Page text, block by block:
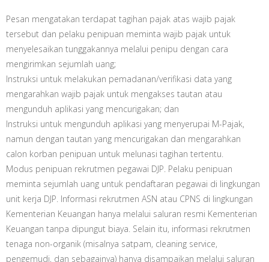
Pesan mengatakan terdapat tagihan pajak atas wajib pajak
tersebut dan pelaku penipuan meminta wajib pajak untuk
menyelesaikan tunggakannya melalui penipu dengan cara
mengirimkan sejumlah uang;
Instruksi untuk melakukan pemadanan/verifikasi data yang
mengarahkan wajib pajak untuk mengakses tautan atau
mengunduh aplikasi yang mencurigakan; dan
Instruksi untuk mengunduh aplikasi yang menyerupai M-Pajak,
namun dengan tautan yang mencurigakan dan mengarahkan
calon korban penipuan untuk melunasi tagihan tertentu.
Modus penipuan rekrutmen pegawai DJP. Pelaku penipuan
meminta sejumlah uang untuk pendaftaran pegawai di lingkungan
unit kerja DJP. Informasi rekrutmen ASN atau CPNS di lingkungan
Kementerian Keuangan hanya melalui saluran resmi Kementerian
Keuangan tanpa dipungut biaya. Selain itu, informasi rekrutmen
tenaga non-organik (misalnya satpam, cleaning service,
pengemudi, dan sebagainya) hanya disampaikan melalui saluran